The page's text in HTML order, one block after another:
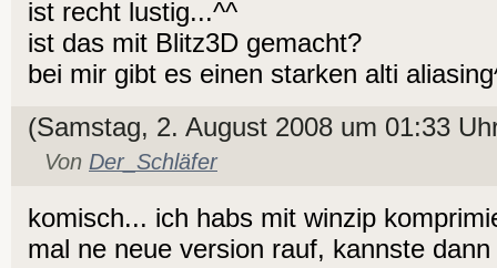
ist recht lustig...^^
ist das mit Blitz3D gemacht?
bei mir gibt es einen starken alti
(Samstag, 2. August 2008 um 01:33
Von Der_Schläfer
komisch... ich habs mit winzip
mal ne neue version rauf, kannste